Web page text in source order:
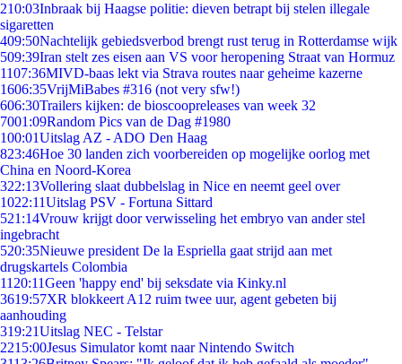
210:03Inbraak bij Haagse politie: dieven betrapt bij stelen illegale
sigaretten
409:50Nachtelijk gebiedsverbod brengt rust terug in Rotterdamse wijk
509:39Iran stelt zes eisen aan VS voor heropening Straat van Hormuz
1107:36MIVD-baas lekt via Strava routes naar geheime kazerne
1606:35VrijMiBabes #316 (not very sfw!)
606:30Trailers kijken: de bioscoopreleases van week 32
7001:09Random Pics van de Dag #1980
100:01Uitslag AZ - ADO Den Haag
823:46Hoe 30 landen zich voorbereiden op mogelijke oorlog met
China en Noord-Korea
322:13Vollering slaat dubbelslag in Nice en neemt geel over
1022:11Uitslag PSV - Fortuna Sittard
521:14Vrouw krijgt door verwisseling het embryo van ander stel
ingebracht
520:35Nieuwe president De la Espriella gaat strijd aan met
drugskartels Colombia
11 20:11Geen 'happy end' bij seksdate via Kinky.nl
3619:57XR blokkeert A12 ruim twee uur, agent gebeten bij
aanhouding
319:21Uitslag NEC - Telstar
2215:00Jesus Simulator komt naar Nintendo Switch